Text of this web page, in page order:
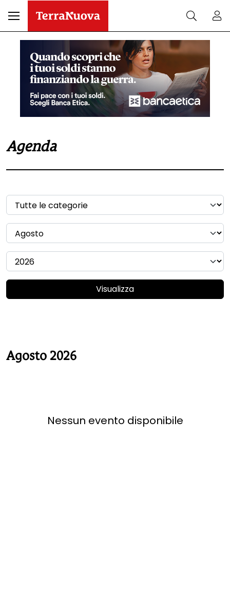
Agenda
Visualizza
Agosto 2026
Nessun evento disponibile